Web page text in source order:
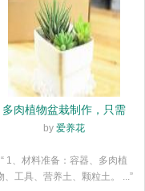
多肉植物盆栽制作，只需
简单6步
by 爱养花
“ 1、材料准备：容器、多肉植
、工具、营养土、颗粒土。 ...”